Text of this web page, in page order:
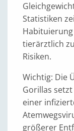
Statistiken
tierärztlich
Risiken.
Wichtig: Die
Gorillas
einer
größerer